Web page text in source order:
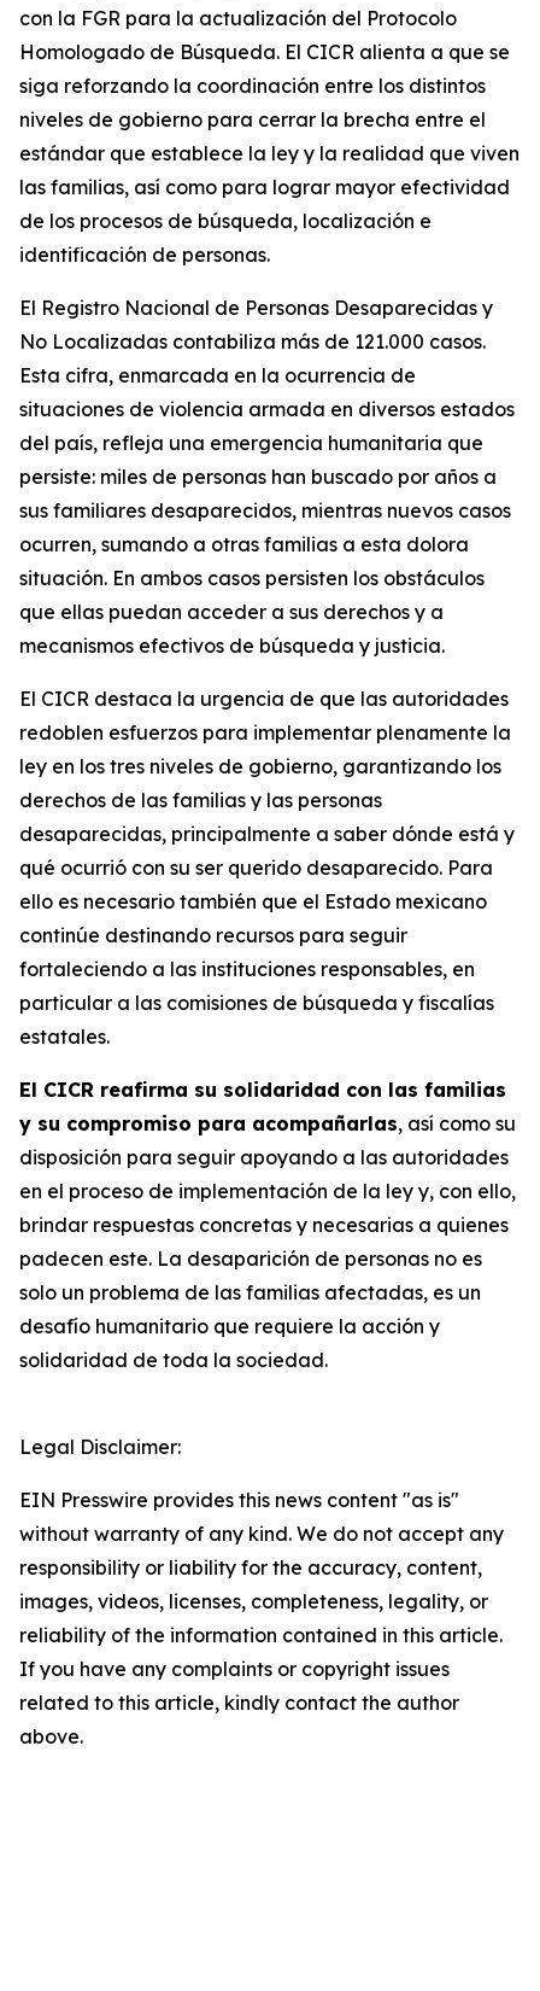
con la FGR para la actualización del Protocolo
Homologado de Búsqueda. El CICR alienta a que se
siga reforzando la coordinación entre los distintos
niveles de gobierno para cerrar la brecha entre el
estándar que establece la ley y la realidad que viven
las familias, así como para lograr mayor efectividad
de los procesos de búsqueda, localización e
identificación de personas.
El Registro Nacional de Personas Desaparecidas y
No Localizadas contabiliza más de 121.000 casos.
Esta cifra, enmarcada en la ocurrencia de
situaciones de violencia armada en diversos estados
del país, refleja una emergencia humanitaria que
persiste: miles de personas han buscado por años a
sus familiares desaparecidos, mientras nuevos casos
ocurren, sumando a otras familias a esta dolora
situación. En ambos casos persisten los obstáculos
que ellas puedan acceder a sus derechos y a
mecanismos efectivos de búsqueda y justicia.
El CICR destaca la urgencia de que las autoridades
redoblen esfuerzos para implementar plenamente la
ley en los tres niveles de gobierno, garantizando los
derechos de las familias y las personas
desaparecidas, principalmente a saber dónde está y
qué ocurrió con su ser querido desaparecido. Para
ello es necesario también que el Estado mexicano
continúe destinando recursos para seguir
fortaleciendo a las instituciones responsables, en
particular a las comisiones de búsqueda y fiscalías
estatales.
El CICR reafirma su solidaridad con las familias
y su compromiso para acompañarlas, así como su
disposición para seguir apoyando a las autoridades
en el proceso de implementación de la ley y, con ello,
brindar respuestas concretas y necesarias a quienes
padecen este. La desaparición de personas no es
solo un problema de las familias afectadas, es un
desafío humanitario que requiere la acción y
solidaridad de toda la sociedad.
Legal Disclaimer:
EIN Presswire provides this news content "as is"
without warranty of any kind. We do not accept any
responsibility or liability for the accuracy, content,
images, videos, licenses, completeness, legality, or
reliability of the information contained in this article.
If you have any complaints or copyright issues
related to this article, kindly contact the author
above.